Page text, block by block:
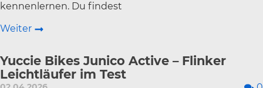
kennenlernen. Du findest
Weiter
Yuccie Bikes Junico Active – Flinker
Leichtläufer im Test